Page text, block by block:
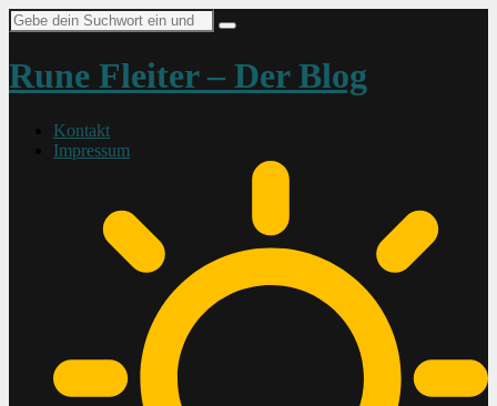
Suche
nach:
Rune Fleiter – Der Blog
Kontakt
Impressum